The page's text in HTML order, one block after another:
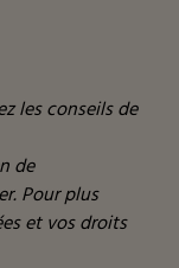
les conseils de
de
Pour plus
et vos droits